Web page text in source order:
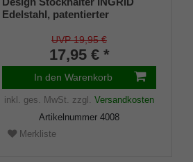
Edelstahl, patentierter
(18 - 22mm), Weichgummi
UVP 19,95 €
17,95 € *
In den Warenkorb
inkl. ges. MwSt. zzgl. Versandkosten
Artikelnummer 4008
Merkliste